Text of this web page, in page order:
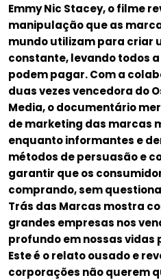
Emmy Nic Stacey, o filme
manipulação que as
mundo utilizam para criar
constante, levando todos
podem pagar. Com a
duas vezes vencedora do
Media, o documentário
de marketing das marcas
enquanto informantes e
métodos de persuasão e
garantir que os
comprando, sem
Trás das Marcas mostra
grandes empresas nos
profundo em nossas vidas
Este é o relato ousado e
corporações não querem